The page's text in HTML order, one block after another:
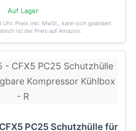
Auf Lager
Uhr. Preis inkl. MwSt., kann sich geändert
ist der Preis auf Amazon.
PC25 Schutzhülle für